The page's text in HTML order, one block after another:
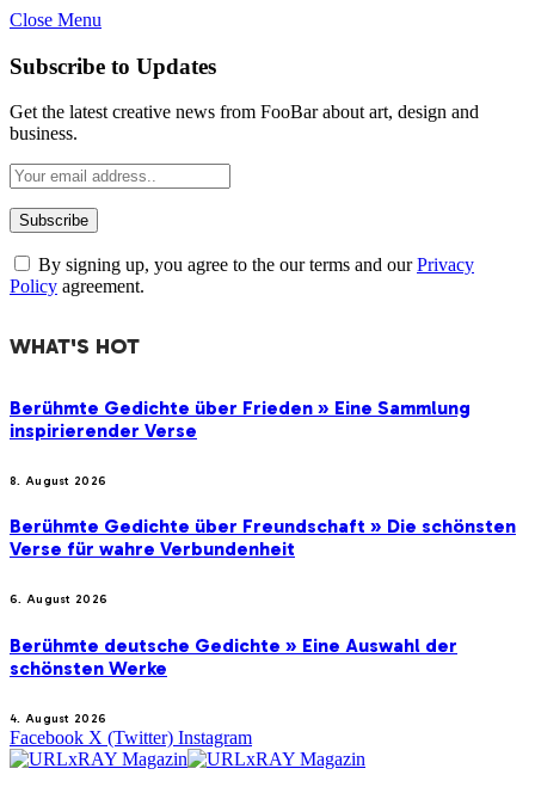
Close Menu
Subscribe to Updates
Get the latest creative news from FooBar about art, design and
business.
By signing up, you agree to the our terms and ourPrivacy
Policy agreement.
WHAT'S HOT
Berühmte Gedichte über Frieden » Eine Sammlung
inspirierender Verse
8. August 2026
Berühmte Gedichte über Freundschaft » Die schönsten
Verse für wahre Verbundenheit
6. August 2026
Berühmte deutsche Gedichte » Eine Auswahl der
schönsten Werke
4. August 2026
Facebook X (Twitter) Instagram